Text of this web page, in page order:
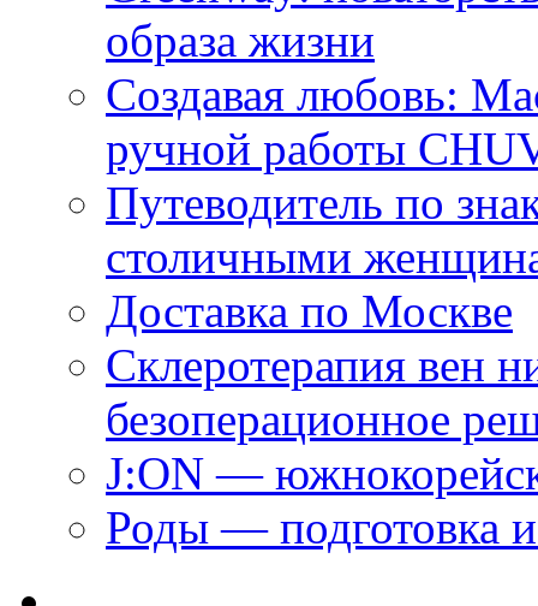
образа жизни
Создавая любовь:
ручной работы
Путеводитель по
столичными
Доставка по Москве
Склеротерапия вен
безоперационное
J:ON —
Роды — подготовка